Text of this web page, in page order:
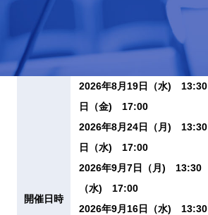
開催日時
2026年8月19日（水)
日（金) 17:00
2026年8月24日（月)
日（水) 17:00
2026年9月7日（月)
（水) 17:00
2026年9月16日（水)